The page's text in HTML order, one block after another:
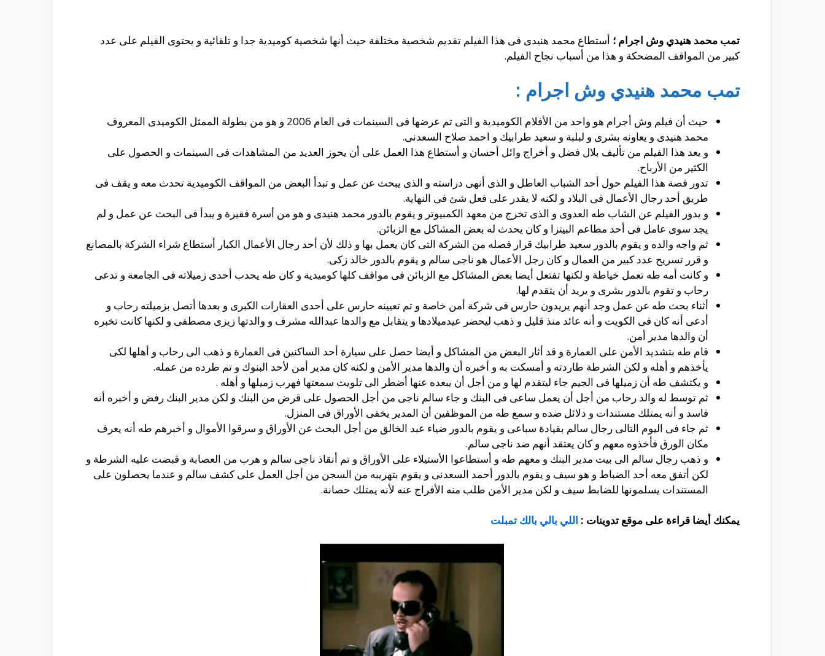
تمب محمد هنيدي وش اجرام ؛ أستطاع محمد هنيدى فى هذا الفيلم تقديم شخصية مختلفة حيث أنها شخصية كوميدية جدا و تلقائية و يحتوى الفيلم على عدد
كبير من المواقف المضحكة و هذا من أسباب نجاح الفيلم.
تمب محمد هنيدي وش اجرام :
حيث أن فيلم وش أجرام هو واحد من الأفلام الكوميدية و التى تم عرضها فى السينمات فى العام 2006 و هو من بطولة الممثل الكوميدى المعروف
محمد هنيدى و يعاونه بشرى و لبلبة و سعيد طرابيك و احمد صلاح السعدنى.
و يعد هذا الفيلم من تأليف بلال فضل و أخراج وائل أحسان و أستطاع هذا العمل على أن يحوز العديد من المشاهدات فى السينمات و الحصول على
الكثير من الأرباح.
تدور قصة هذا الفيلم حول أحد الشباب العاطل و الذى أنهى دراسته و الذى يبحث عن عمل و تبدأ البعض من المواقف الكوميدية تحدث معه و يقف فى
طريق أحد رجال الأعمال فى البلاد و لكنه لا يقدر على فعل شئ فى النهاية.
و يدور الفيلم عن الشاب طه العدوى و الذى تخرج من معهد الكمبيوتر و يقوم بالدور محمد هنيدى و هو من أسرة فقيرة و يبدأ فى البحث عن عمل و لم
يجد سوى عامل فى أحد مطاعم البيتزا و كان يحدث له بعض المشاكل مع الزبائن.
ثم واجه والده و يقوم بالدور سعيد طرابيك قرار فصله من الشركة التى كان يعمل بها و ذلك لأن أحد رجال الأعمال الكبار أستطاع شراء الشركة بالمصانع
و قرر تسريح عدد كبير من العمال و كان رجل الأعمال هو ناجى سالم و يقوم بالدور خالد زكى.
و كانت أمه طه تعمل خياطة و لكنها تفتعل أيضا بعض المشاكل مع الزبائن فى مواقف كلها كوميدية و كان طه يحدب أحدى زميلاته فى الجامعة و تدعى
رحاب و تقوم بالدور بشرى و يريد أن يتقدم لها.
أثناء بحث طه عن عمل وجد أنهم يريدون حارس فى شركة أمن خاصة و تم تعيينه حارس على أحدى العقارات الكبرى و بعدها أتصل بزميلته رحاب و
أدعى أنه كان فى الكويت و أنه عائد منذ قليل و ذهب ليحضر عيدميلادها و يتقابل مع والدها عبدالله مشرف و والدتها زيزى مصطفى و لكنها كانت تخبره
أن والدها مدير أمن.
قام طه بتشديد الأمن على العمارة و قد أثار البعض من المشاكل و أيضا حصل على سيارة أحد الساكنين فى العمارة و ذهب الى رحاب و أهلها لكى
يأخذهم و أهله و لكن الشرطة طاردته و أمسكت به و أخبره أن والدها مدير الأمن و لكنه كان مدير أمن لأحد البنوك و تم طرده من عمله.
و يكتشف طه أن زميلها فى الجيم جاء ليتقدم لها و من أجل أن يبعده عنها أضطر الى تلويث سمعتها فهرب زميلها و أهله .
ثم توسط له والد رحاب من أجل أن يعمل ساعى فى البنك و جاء سالم ناجى من أجل الحصول على قرض من البنك و لكن مدير البنك رفض و أخبره أنه
فاسد و أنه يمتلك مستندات و دلائل ضده و سمع طه من الموظفين أن المدير يخفى الأوراق فى المنزل.
ثم جاء فى اليوم التالى رجال سالم بقيادة سباعى و يقوم بالدور ضياء عبد الخالق من أجل البحث عن الأوراق و سرقوا الأموال و أخبرهم طه أنه يعرف
مكان الورق فأخذوه معهم و كان يعتقد أنهم ضد ناجى سالم.
و ذهب رجال سالم الى بيت مدير البنك و معهم طه و أستطاعوا الأستيلاء على الأوراق و تم أنقاذ ناجى سالم و هرب من العصابة و قبضت عليه الشرطة و
لكن أتفق معه أحد الضباط و هو سيف و يقوم بالدور أحمد السعدنى و يقوم بتهريبه من السجن من أجل العمل على كشف سالم و عندما يحصلون على
المستندات يسلمونها للضابط سيف و لكن مدير الأمن طلب منه الأفراج عنه لأنه يمتلك حصانة.
يمكنك أيضا قراءة على موقع تدوينات : اللي بالي بالك تمبلت